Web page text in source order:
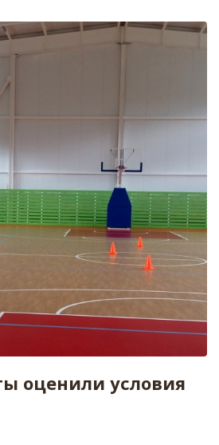
оценили условия